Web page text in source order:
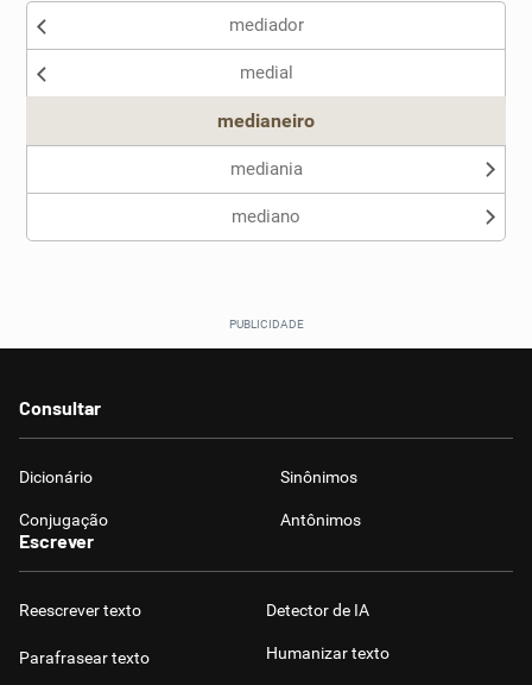
Sinônimos
Nenhum dos sinônimos apresentados me ajudou
mediador
medial
medianeiro
mediania
mediano
Consultar
Dicionário Sinônimos
Conjugação Antônimos
Escrever
Reescrever texto
Parafrasear texto
Detector de IA
Humanizar texto